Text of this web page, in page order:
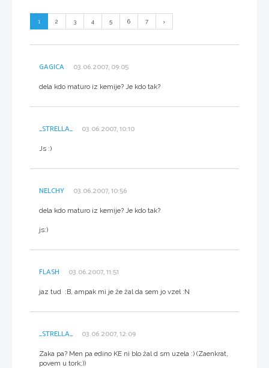
1 2 3 4 5 6 7
GAGICA 03.06.2007, 09:05
dela kdo maturo iz kemije? Je kdo tak?
_STRELLA_ 03.06.2007, 10:10
Js :)
NELCHY 03.06.2007, 10:56
dela kdo maturo iz kemije? Je kdo tak?
js:)
FLASH 03.06.2007, 11:51
jaz tud :B, ampak mi je že žal da sem jo vzel :N
_STRELLA_ 03.06.2007, 12:09
Zaka pa? Men pa edino KE ni blo žal d sm uzela :) (Zaenkrat,
povem u tork;))